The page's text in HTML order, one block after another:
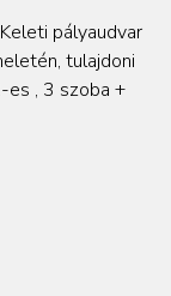
pályaudvar
tulajdoni
, 3 szoba +